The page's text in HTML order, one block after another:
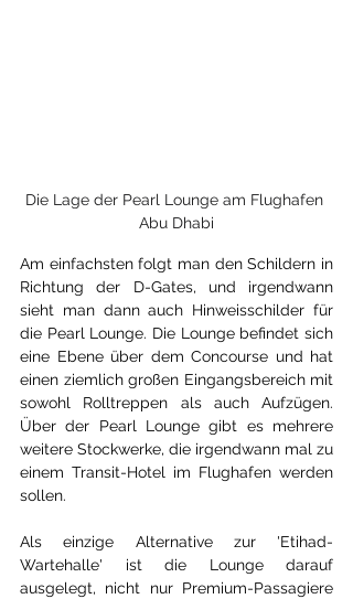
Die Lage der Pearl Lounge am Flughafen
Abu Dhabi
Am einfachsten folgt man den Schildern in
Richtung der D-Gates, und irgendwann
sieht man dann auch Hinweisschilder für
die Pearl Lounge. Die Lounge befindet sich
eine Ebene über dem Concourse und hat
einen ziemlich großen Eingangsbereich mit
sowohl Rolltreppen als auch Aufzügen.
Über der Pearl Lounge gibt es mehrere
weitere Stockwerke, die irgendwann mal zu
einem Transit-Hotel im Flughafen werden
sollen.
Als einzige Alternative zur 'Etihad-
Wartehalle' ist die Lounge darauf
ausgelegt, nicht nur Premium-Passagiere